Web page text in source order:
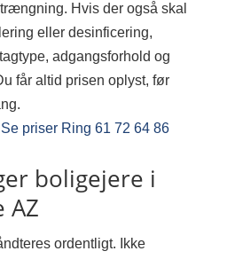
Hvis der også skal
eller desinficering,
adgangsforhold og
får altid prisen oplyst, før
Se priser Ring 61 72 64 86
boligejere i
AZ
ordentligt. Ikke